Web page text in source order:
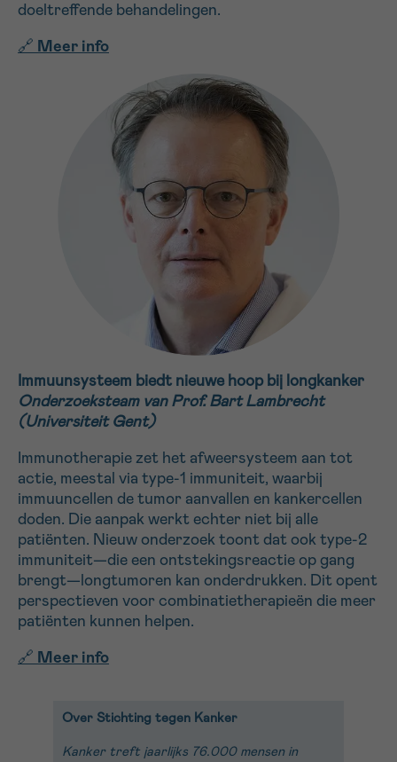
doeltreffende behandelingen.
🔗 Meer info
Immuunsysteem biedt nieuwe hoop bij longkanker
Onderzoeksteam van Prof. Bart Lambrecht
(Universiteit Gent)
Immunotherapie zet het afweersysteem aan tot
actie, meestal via type-1 immuniteit, waarbij
immuuncellen de tumor aanvallen en kankercellen
doden. Die aanpak werkt echter niet bij alle
patiënten. Nieuw onderzoek toont dat ook type-2
immuniteit—die een ontstekingsreactie op gang
brengt—longtumoren kan onderdrukken. Dit opent
perspectieven voor combinatietherapieën die meer
patiënten kunnen helpen.
🔗 Meer info
Over Stichting tegen Kanker
Kanker treft jaarlijks 76.000 mensen in